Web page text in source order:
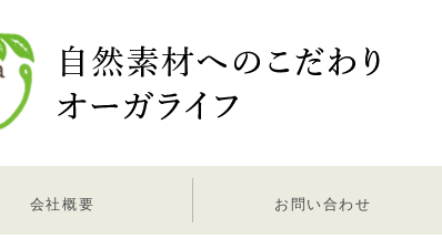
会社概要 お問い合わせ